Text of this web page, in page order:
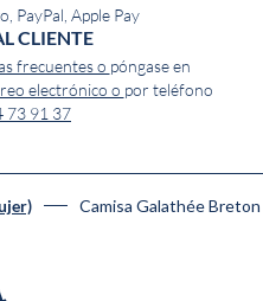
PayPal, Apple Pay
CLIENTE
frecuentes o póngase en
electrónico o por teléfono
73 91 37
Camisa Galathée